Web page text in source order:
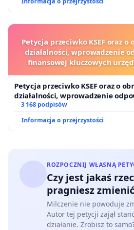
Petycja przeciwko KSEF oraz o
działalności, wprowadzenie
finansowej kluczowych
Petycja przeciwko KSEF oraz o
działalności, wprowadzenie
finansowej kluczowych
3 168 podpisów
Informacja o przejrzystości
ROZPOCZNIJ WŁASNĄ
Czy jest jakaś
pragniesz
Milczenie nie powoduje
Autor tej petycji zajął
działanie. Zrobisz to